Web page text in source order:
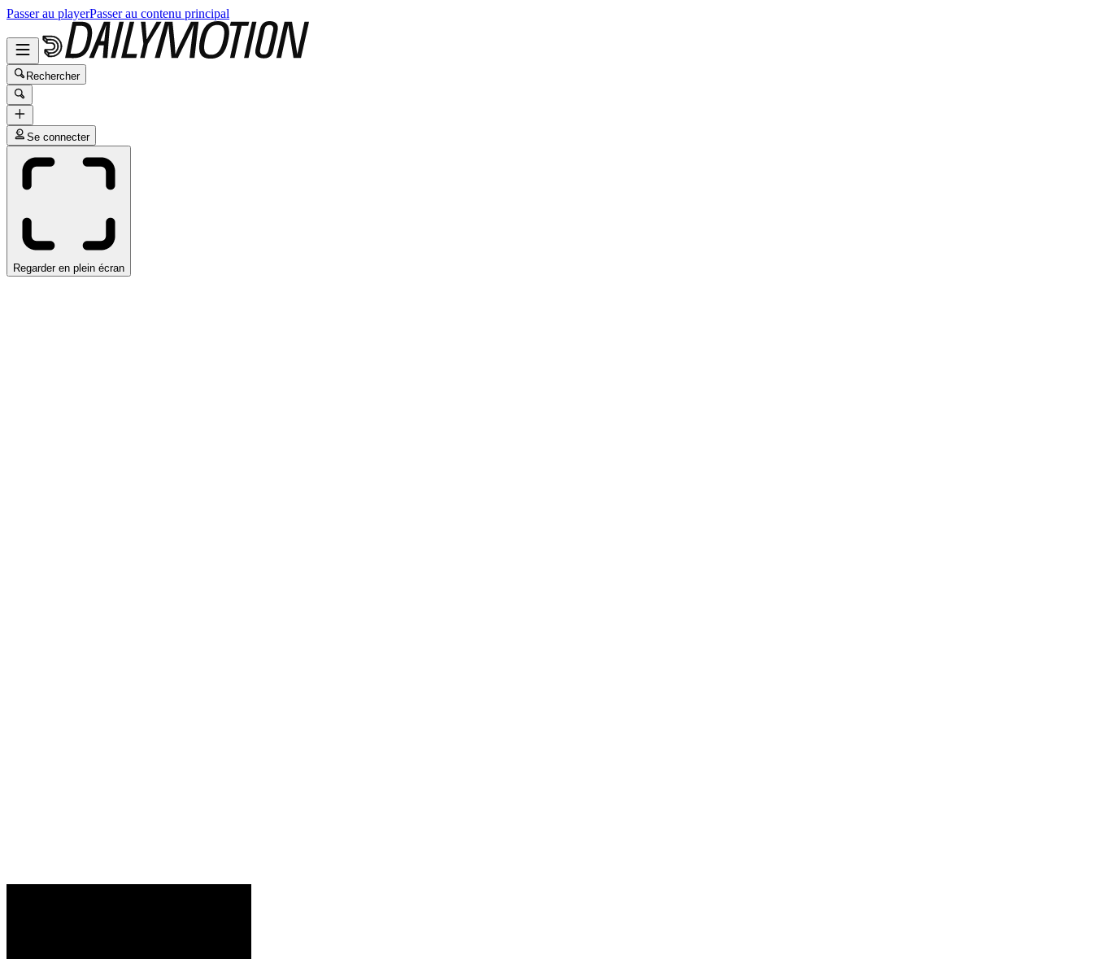
Passer au playerPasser au contenu principal
Rechercher
Se connecter
Regarder en plein écran